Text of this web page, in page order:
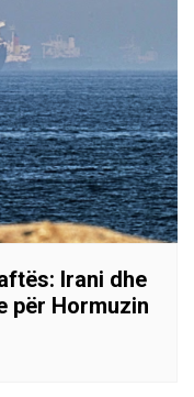
Irani dhe
për Hormuzin